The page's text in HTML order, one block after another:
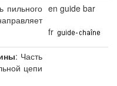
пильного en guide bar
fr
: Часть
цепи